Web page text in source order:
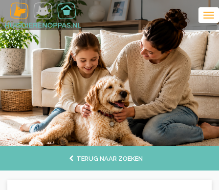
TERUG NAAR ZOEKEN